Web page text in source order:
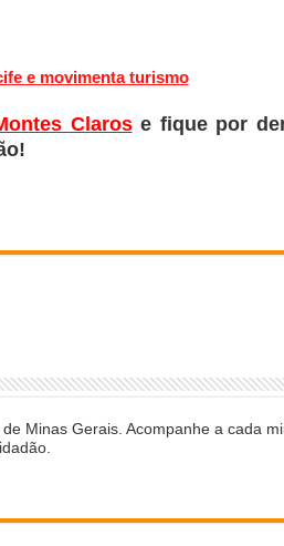
e movimenta turismo
Clarose fique por
Minas Gerais. Acompanhe a cada